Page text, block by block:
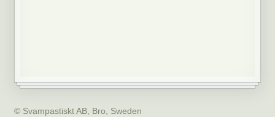
© Svampastiskt AB, Bro, Sweden